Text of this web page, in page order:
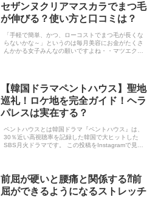
セザンヌクリアマスカラでまつ毛
が伸びる？使い方と口コミは？
「手軽で簡単、かつ、ローコストでまつ毛が長くな
らないかな～」というのは毎月美容にお金がたくさ
んかかる女子みんなの願いですよね・・マツエクは
【韓国ドラマペントハウス】聖地
巡礼！ロケ地を完全ガイド！ヘラ
パレスは実在する？
ペントハウスとは韓国ドラマ『ペントハウス』は、
30％近い高視聴率を記録した韓国で大ヒットした
SBS月火ドラマです。 この投稿をInstagramで見る
前屈が硬いと腰痛と関係する⁈前
屈ができるようになるストレッチ